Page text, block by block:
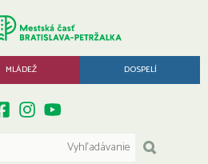
MLÁDEŽ DOSPELÍ